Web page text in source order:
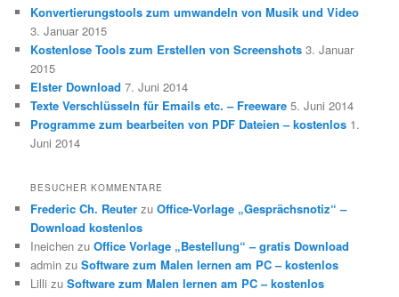
Konvertierungstools zum umwandeln von Musik und Video
3. Januar 2015
Kostenlose Tools zum Erstellen von Screenshots 3. Januar
2015
Elster Download 7. Juni 2014
Texte Verschlüsseln für Emails etc. – Freeware 5. Juni 2014
Programme zum bearbeiten von PDF Dateien – kostenlos 1.
Juni 2014
BESUCHER KOMMENTARE
Frederic Ch. Reuter zuOffice-Vorlage „Gesprächsnotiz“ –
Download kostenlos
Ineichen zuOffice Vorlage „Bestellung“ – gratis Download
admin zuSoftware zum Malen lernen am PC – kostenlos
Lilli zuSoftware zum Malen lernen am PC – kostenlos